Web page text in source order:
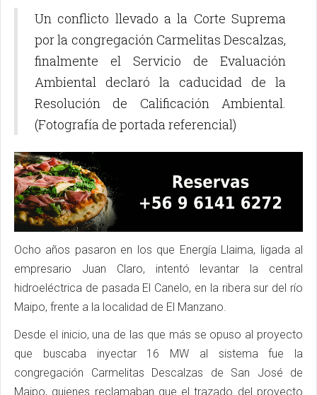
Un conflicto llevado a la Corte Suprema
por la congregación Carmelitas Descalzas,
finalmente el Servicio de Evaluación
Ambiental declaró la caducidad de la
Resolución de Calificación Ambiental.
(Fotografía de portada referencial)
Ocho años pasaron en los que Energía Llaima, ligada al
empresario Juan Claro, intentó levantar la central
hidroeléctrica de pasada El Canelo, en la ribera sur del río
Maipo, frente a la localidad de El Manzano.
Desde el inicio, una de las que más se opuso al proyecto
que buscaba inyectar 16 MW al sistema fue la
congregación Carmelitas Descalzas de San José de
Maipo, quienes reclamaban que el trazado del proyecto